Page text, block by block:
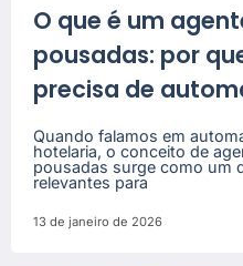
O que é um
pousadas: por
precisa de
Quando falamos em
hotelaria, o conceito de
pousadas surge como um
relevantes para
13 de janeiro de 2026